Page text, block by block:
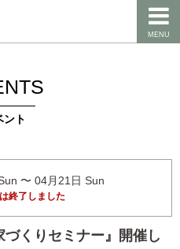
MENU
ント
〜 04月21日 Sun
終了しました
づくりセミナー』開催し